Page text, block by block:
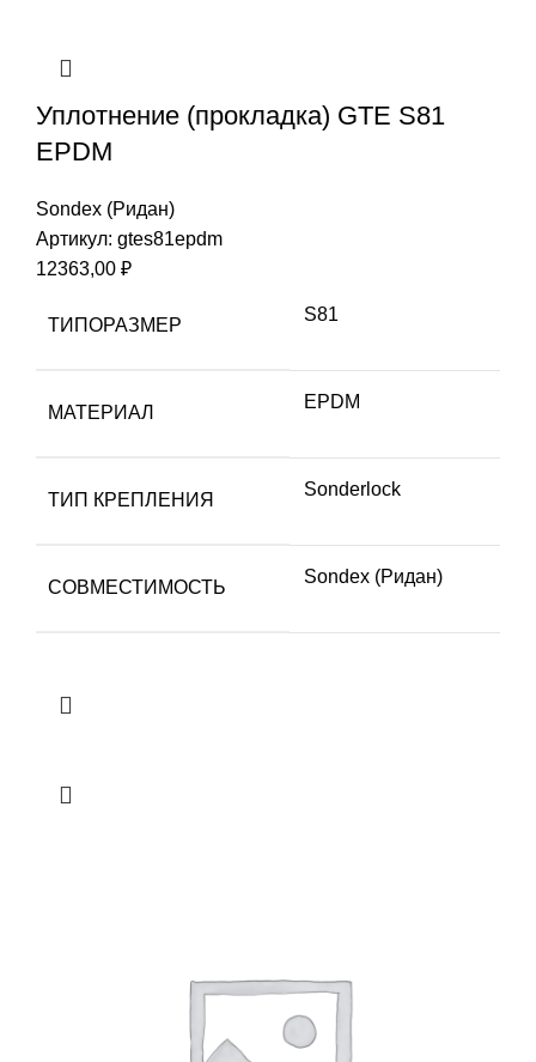
Уплотнение (прокладка) GTE S81
EPDM
Sondex (Ридан)
Артикул: gtes81epdm
12363,00 ₽
ТИПОРАЗМЕР
S81
МАТЕРИАЛ
EPDM
ТИП КРЕПЛЕНИЯ
Sonderlock
СОВМЕСТИМОСТЬ
Sondex (Ридан)